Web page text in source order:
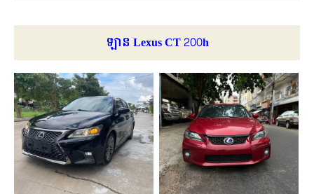
ឡាន Lexus CT 200h